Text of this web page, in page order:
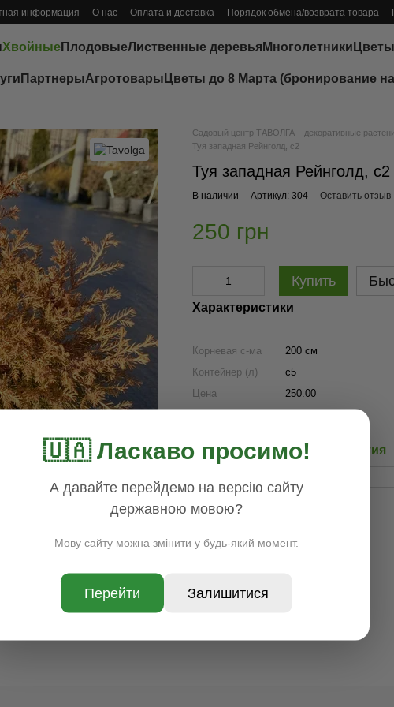
информация О нас Оплата и доставка Порядок обмена/возврата товара
ХвойныеПлодовыеЛиственные деревья Многолетники Цветы
ПартнерыАгротовары Цветы до 8 Марта (бронирование
Садовый центр ТАВОЛГА – декоративные
Туя западная Рейнголд, с2
Туя западная Рейнголд, с2
В наличии Артикул: 304 Оставить отзыв
250 грн
Купить
Характеристики
Корневая с-ма
200 см
Контейнер (л)
c5
Цена
250.00
Доставка Оплата Гарантия
🇺🇦 Ласкаво просимо!
А давайте перейдемо на версію сайту
державною мовою?
Мову сайту можна змінити у будь-який момент.
Перейти Залишитися